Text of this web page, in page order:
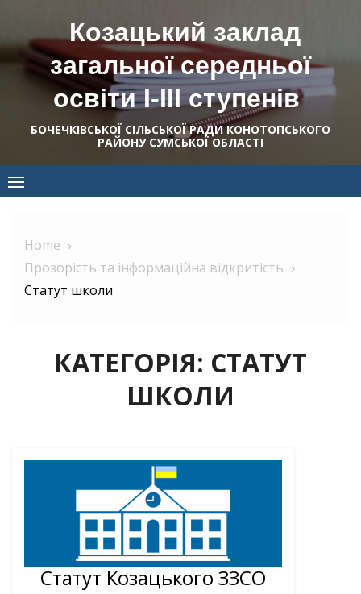
content
Козацький заклад
загальної середньої
освіти І-ІІІ ступенів
БОЧЕЧКІВСЬКОЇ СІЛЬСЬКОЇ РАДИ КОНОТОПСЬКОГО
РАЙОНУ СУМСЬКОЇ ОБЛАСТІ
Home
Прозорість та інформаційна відкритість
Статут школи
КАТЕГОРІЯ: СТАТУТ
ШКОЛИ
Статут Козацького ЗЗСО